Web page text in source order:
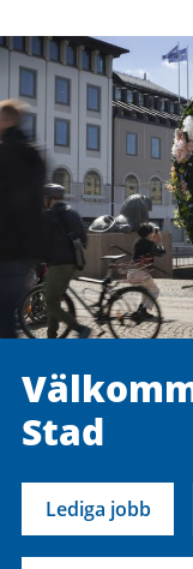
Stad
Lediga jobb